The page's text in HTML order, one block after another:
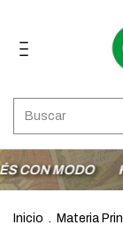
HASTA
Inicio . Materia